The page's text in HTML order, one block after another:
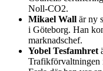
Noll-CO2.
Mikael Wall är ny
i Göteborg. Han
marknadschef.
Yobel Tesfamhret
Trafikförvaltningen